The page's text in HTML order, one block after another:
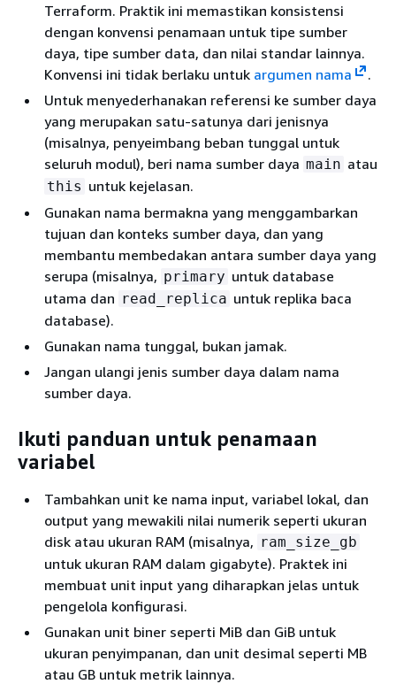
Terraform. Praktik ini memastikan konsistensi
dengan konvensi penamaan untuk tipe sumber
daya, tipe sumber data, dan nilai standar lainnya.
Konvensi ini tidak berlaku untuk argumen nama
.
Untuk menyederhanakan referensi ke sumber daya
yang merupakan satu-satunya dari jenisnya
(misalnya, penyeimbang beban tunggal untuk
seluruh modul), beri nama sumber daya main atau
this untuk kejelasan.
Gunakan nama bermakna yang menggambarkan
tujuan dan konteks sumber daya, dan yang
membantu membedakan antara sumber daya yang
serupa (misalnya, primary untuk database
utama dan read_replica untuk replika baca
database).
Gunakan nama tunggal, bukan jamak.
Jangan ulangi jenis sumber daya dalam nama
sumber daya.
Ikuti panduan untuk penamaan
variabel
Tambahkan unit ke nama input, variabel lokal, dan
output yang mewakili nilai numerik seperti ukuran
disk atau ukuran RAM (misalnya, ram_size_gb
untuk ukuran RAM dalam gigabyte). Praktek ini
membuat unit input yang diharapkan jelas untuk
pengelola konfigurasi.
Gunakan unit biner seperti MiB dan GiB untuk
ukuran penyimpanan, dan unit desimal seperti MB
atau GB untuk metrik lainnya.